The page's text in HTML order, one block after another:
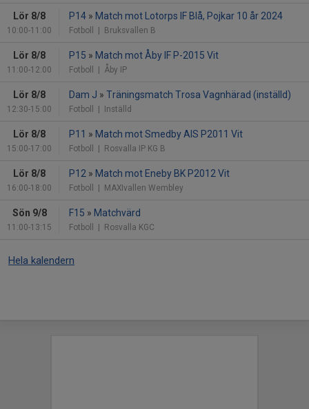
Lör 8/8
10:00-11:00
P14 » Match mot Lotorps IF Blå, Pojkar 10 år 2024
Fotboll | Bruksvallen B
Lör 8/8
11:00-12:00
P15 » Match mot Åby IF P-2015 Vit
Fotboll | Åby IP
Lör 8/8
12:30-15:00
Dam J » Träningsmatch Trosa Vagnhärad (inställd)
Fotboll | Inställd
Lör 8/8
15:00-17:00
P11 » Match mot Smedby AIS P2011 Vit
Fotboll | Rosvalla IP KG B
Lör 8/8
16:00-18:00
P12 » Match mot Eneby BK P2012 Vit
Fotboll | MAXIvallen Wembley
Sön 9/8
11:00-13:15
F15 » Matchvärd
Fotboll | Rosvalla KGC
Hela kalendern